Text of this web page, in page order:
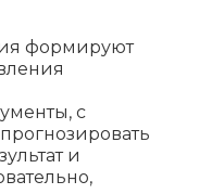
формируют
с
и